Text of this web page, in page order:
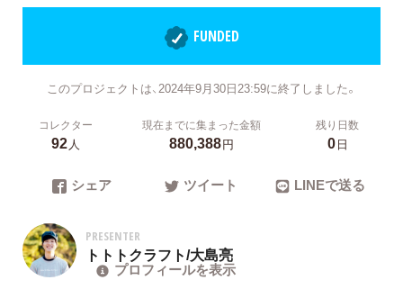
FUNDED
このプロジェクトは、2024年9月30日23:59に終了しました。
コレクター
92人
現在までに集まった金額
880,388円
残り日数
0日
シェア ツイート LINEで送る
PRESENTER
トトトクラフト/大島亮
プロフィールを表示